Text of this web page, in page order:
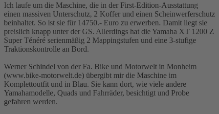
Ich laufe um die Maschine, die in der First-Edition-Ausstattung
einen massiven Unterschutz, 2 Koffer und einen Scheinwerferschutz
beinhaltet. So ist sie für 14750.- Euro zu erwerben. Damit liegt sie
preislich knapp unter der GS. Allerdings hat die Yamaha XT 1200 Z
Super Ténéré serienmäßig 2 Mappingstufen und eine 3-stufige
Traktionskontrolle an Bord.
Werner Schindel von der Fa. Bike und Motorwelt in Monheim
(www.bike-motorwelt.de) übergibt mir die Maschine im
Komplettoutfit und in Blau. Sie kann dort, wie viele andere
Yamahamodelle, Quads und Fahrräder, besichtigt und Probe
gefahren werden.